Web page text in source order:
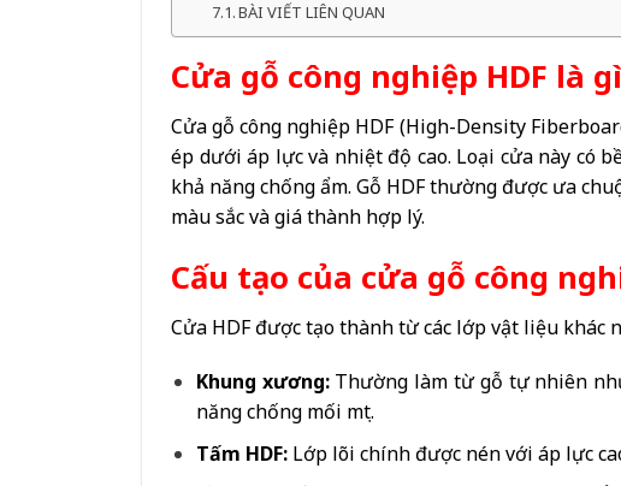
BÀI VIẾT LIÊN QUAN
Cửa gỗ công nghiệp HDF là
Cửa gỗ công nghiệp HDF (High-Density
ép dưới áp lực và nhiệt độ cao. Loại cửa này có
khả năng chống ẩm. Gỗ HDF thường được ưa
màu sắc và giá thành hợp lý.
Cấu tạo của cửa gỗ công
Cửa HDF được tạo thành từ các lớp vật liệu khác
Khung xương:Thường làm từ gỗ tự nhiên
năng chống mối mọt.
Tấm HDF:Lớp lõi chính được nén với áp lực